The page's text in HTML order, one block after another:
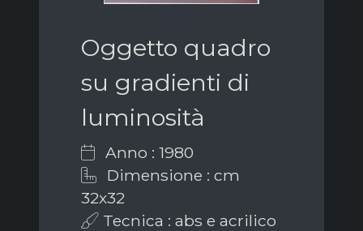
Oggetto quadro
su gradienti di
luminosità
Anno : 1980
Dimensione : cm
32x32
Tecnica : abs e acrilico